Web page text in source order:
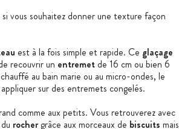
vous souhaitez donner une texture façon
est à la fois simple et rapide. Ce glaçage
recouvrir un entremetde 16 cm ou bien 6
au bain marie ou au micro-ondes, le
sur des entremets congelés.
comme aux petits. Vous retrouverez avec
rochergrâce aux morceaux de biscuits mais